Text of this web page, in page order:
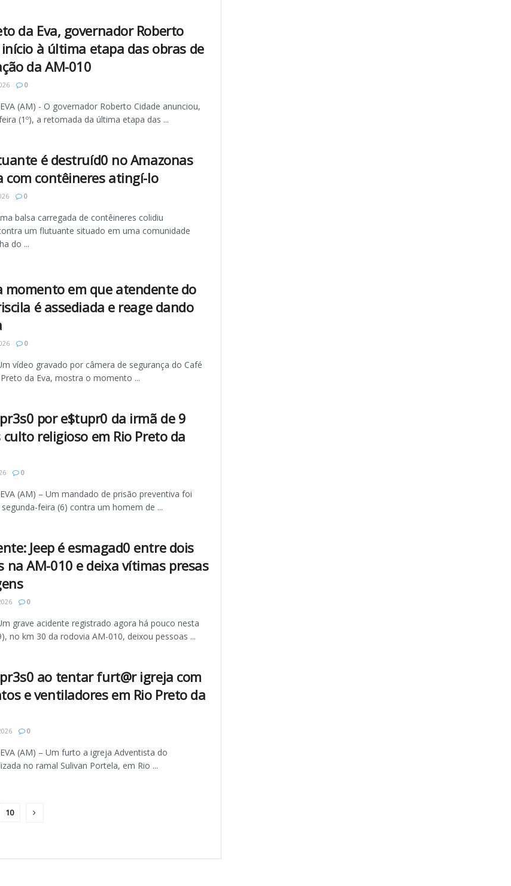
da Eva, governador Roberto
à última etapa das obras de
da AM-010
0
(AM) - O governador Roberto Cidade anunciou,
(1º), a retomada da última etapa das ...
é destruíd0 no Amazonas
com contêineres atingí-lo
0
balsa carregada de contêineres colidiu
um flutuante situado em uma comunidade
do ...
momento em que atendente do
é assediada e reage dando
0
vídeo gravado por câmera de segurança do Café
da Eva, mostra o momento ...
por e$tupr0 da irmã de 9
religioso em Rio Preto da
0
(AM) – Um mandado de prisão preventiva foi
feira (6) contra um homem de ...
Jeep é esmagad0 entre dois
na AM-010 e deixa vítimas presas
0
grave acidente registrado agora há pouco nesta
no km 30 da rodovia AM-010, deixou pessoas ...
ao tentar furt@r igreja com
e ventiladores em Rio Preto da
0
(AM) – Um furto a igreja Adventista do
no ramal Sulivan Portela, em Rio ...
10